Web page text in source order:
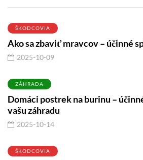
ŠKODCOVIA
Ako sa zbaviť mravcov – účinné
2025-10-09
ZÁHRADA
Domáci postrek na burinu –
vašu záhradu
2025-10-14
ŠKODCOVIA